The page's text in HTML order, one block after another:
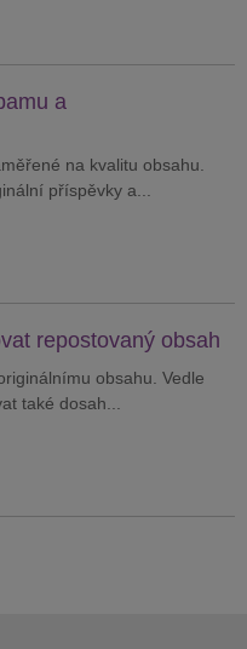
a
na kvalitu obsahu.
příspěvky a...
repostovaný obsah
obsahu. Vedle
také dosah...